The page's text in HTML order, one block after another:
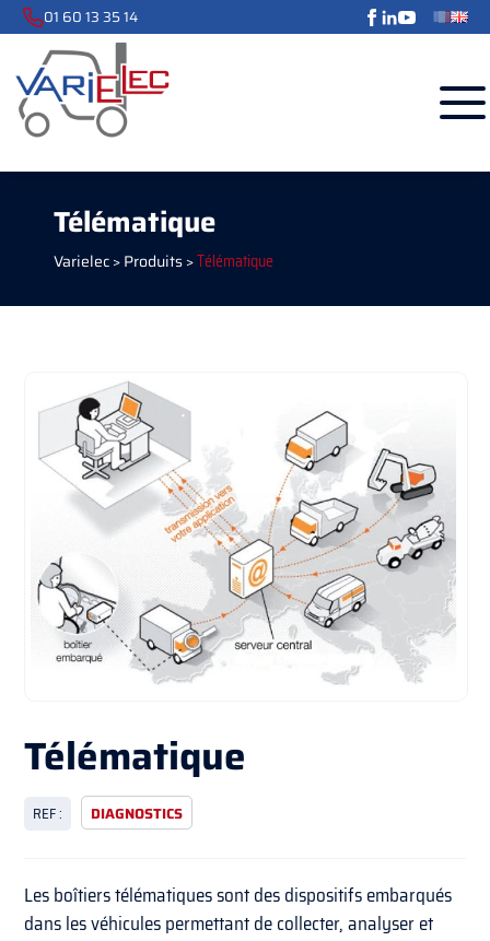
01 60 13 35 14
Télématique
Varielec>Produits>Télématique
Télématique
REF : DIAGNOSTICS
Les boîtiers télématiques sont des dispositifs embarqués
dans les véhicules permettant de collecter, analyser et